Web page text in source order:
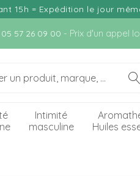
15h = Expédition le jour
05 57 26 09 00 - Prix d'un appel
Intimité
masculine
Huiles